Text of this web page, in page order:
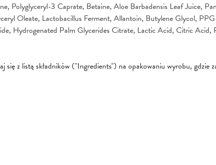
Polyglyceryl-3 Caprate, Betaine, Aloe Barbadensis Leaf Juice,
Oleate, Lactobacillus Ferment, Allantoin, Butylene Glycol,
Hydrogenated Palm Glycerides Citrate, Lactic Acid, Citric
z listą składników ("Ingredients") na opakowaniu wyrobu, gdzie